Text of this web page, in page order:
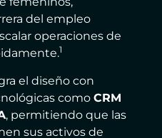
del empleo
operaciones de
1
el diseño con
como CRM
, permitiendo que las
sus activos de